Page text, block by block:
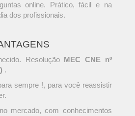
online. Prático, fácil e na
dos profissionais.
ResoluçãoMEC CNE nº
.
sempre !, para você reassistir
mercado, com conhecimentos